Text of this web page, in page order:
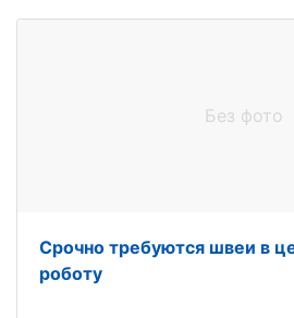
Без фото
Срочно требуются швеи в
роботу